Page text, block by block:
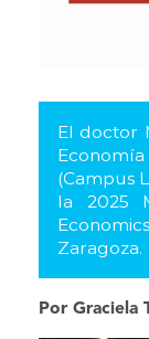
El doctor
(Campus
la 2025
Zaragoza.
Por Graciela